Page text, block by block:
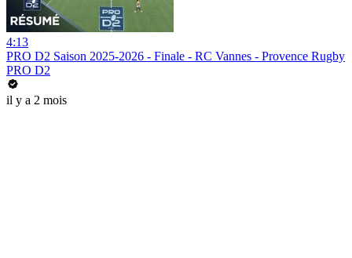
4:13
PRO D2 Saison 2025-2026 - Finale - RC Vannes - Provence Rugby
PRO D2
il y a 2 mois